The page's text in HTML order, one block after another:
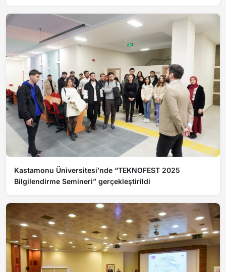
Kastamonu Üniversitesi’nde “TEKNOFEST 2025
Bilgilendirme Semineri” gerçekleştirildi